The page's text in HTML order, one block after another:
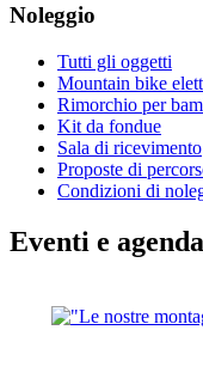
Noleggio
Tutti gli oggetti
Mountain bike
Rimorchio per
Kit da fondue
Sala di ricevimento
Proposte di
Condizioni di
Eventi e agenda